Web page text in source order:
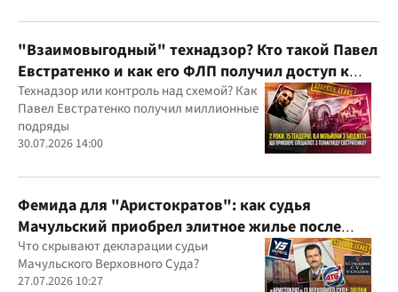
юрисдикций
"Взаимовыгодный" технадзор? Кто такой Павел
Евстратенко и как его ФЛП получил доступ к
бюджетным миллионам?
Технадзор или контроль над схемой? Как
Павел Евстратенко получил миллионные
подряды
30.07.2026 14:00
Фемида для "Аристократов": как судья
Мачульский приобрел элитное жилье после
вердикта в пользу застройщика?
Что скрывают декларации судьи
Мачульского Верховного Суда?
27.07.2026 10:27